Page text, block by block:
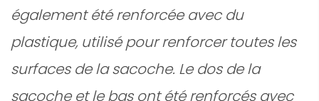
également été renforcée avec du
plastique, utilisé pour renforcer toutes les
surfaces de la sacoche. Le dos de la
sacoche et le bas ont été renforcés avec